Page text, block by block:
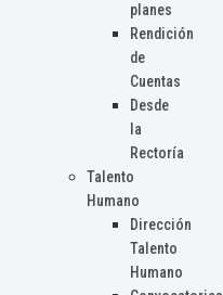
planes
Rendición
de
Cuentas
Desde
la
Rectoría
Talento
Humano
Dirección
Talento
Humano